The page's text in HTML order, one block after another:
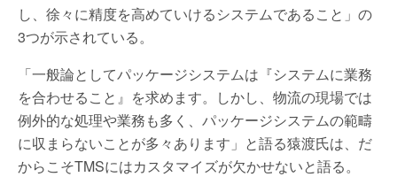
し、徐々に精度を高めていけるシステムであること」の
3つが示されている。
「一般論としてパッケージシステムは『システムに業務
を合わせること』を求めます。しかし、物流の現場では
例外的な処理や業務も多く、パッケージシステムの範疇
に収まらないことが多々あります」と語る猿渡氏は、だ
からこそTMSにはカスタマイズが欠かせないと語る。